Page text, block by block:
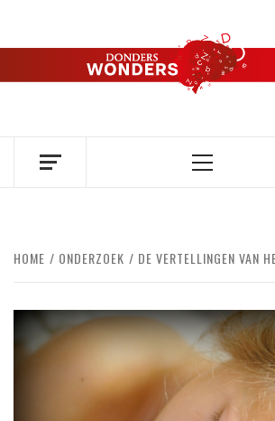
de
OVER HERSENEN EN
Primair
HOME ONDERZOEK DE VERTELLINGEN VAN